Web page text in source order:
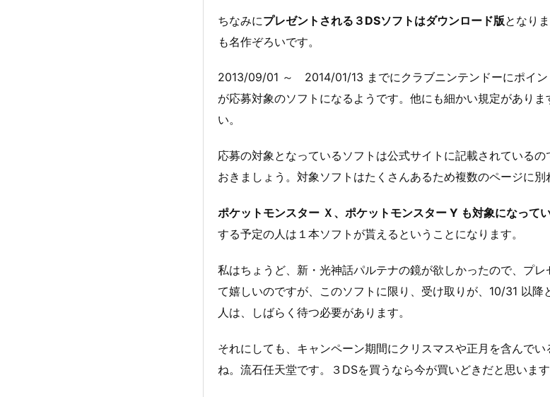
ちなみにプレゼントされる３DSソフトはダウンロード版となり
も名作ぞろいです。
2013/09/01 ～ 2014/01/13 までにクラブニンテンドーにポイン
が応募対象のソフトになるようです。他にも細かい規定があり
い。
応募の対象となっているソフトは公式サイトに記載されている
おきましょう。対象ソフトはたくさんあるため複数のページに別
ポケットモンスター Ｘ、ポケットモンスター Y も対象になって
する予定の人は１本ソフトが貰えるということになります。
私はちょうど、新・光神話パルテナの鏡が欲しかったので、プ
て嬉しいのですが、このソフトに限り、受け取りが、10/31 以降
人は、しばらく待つ必要があります。
それにしても、キャンペーン期間にクリスマスや正月を含んで
ね。流石任天堂です。３DSを買うなら今が買いどきだと思います